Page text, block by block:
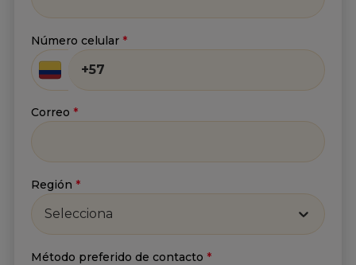
Enviar
Número celular *
Correo *
Región *
Selecciona
Método preferido de contacto *